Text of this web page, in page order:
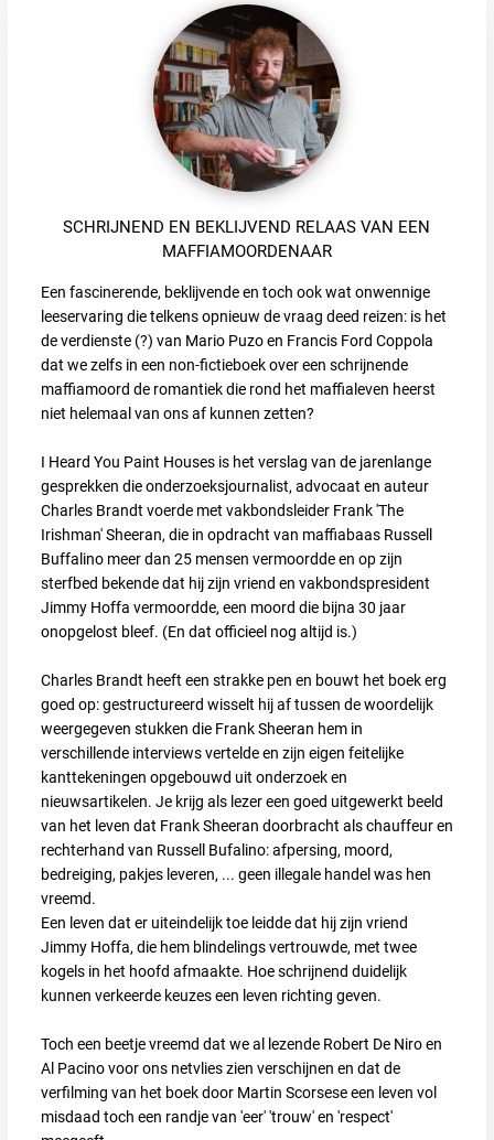
SCHRIJNEND EN BEKLIJVEND RELAAS VAN EEN
MAFFIAMOORDENAAR
Een fascinerende, beklijvende en toch ook wat onwennige
leeservaring die telkens opnieuw de vraag deed reizen: is het
de verdienste (?) van Mario Puzo en Francis Ford Coppola
dat we zelfs in een non-fictieboek over een schrijnende
maffiamoord de romantiek die rond het maffialeven heerst
niet helemaal van ons af kunnen zetten?
I Heard You Paint Houses is het verslag van de jarenlange
gesprekken die onderzoeksjournalist, advocaat en auteur
Charles Brandt voerde met vakbondsleider Frank 'The
Irishman' Sheeran, die in opdracht van maffiabaas Russell
Buffalino meer dan 25 mensen vermoordde en op zijn
sterfbed bekende dat hij zijn vriend en vakbondspresident
Jimmy Hoffa vermoordde, een moord die bijna 30 jaar
onopgelost bleef. (En dat officieel nog altijd is.)
Charles Brandt heeft een strakke pen en bouwt het boek erg
goed op: gestructureerd wisselt hij af tussen de woordelijk
weergegeven stukken die Frank Sheeran hem in
verschillende interviews vertelde en zijn eigen feitelijke
kanttekeningen opgebouwd uit onderzoek en
nieuwsartikelen. Je krijg als lezer een goed uitgewerkt beeld
van het leven dat Frank Sheeran doorbracht als chauffeur en
rechterhand van Russell Bufalino: afpersing, moord,
bedreiging, pakjes leveren, ... geen illegale handel was hen
vreemd.
Een leven dat er uiteindelijk toe leidde dat hij zijn vriend
Jimmy Hoffa, die hem blindelings vertrouwde, met twee
kogels in het hoofd afmaakte. Hoe schrijnend duidelijk
kunnen verkeerde keuzes een leven richting geven.
Toch een beetje vreemd dat we al lezende Robert De Niro en
Al Pacino voor ons netvlies zien verschijnen en dat de
verfilming van het boek door Martin Scorsese een leven vol
misdaad toch een randje van 'eer' 'trouw' en 'respect'